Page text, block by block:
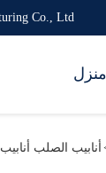
Co., Ltd.
منزل
أنابيب الصلب